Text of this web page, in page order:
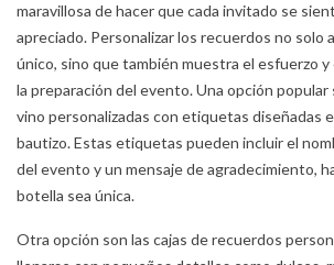
maravillosa de hacer que cada invitado se
apreciado. Personalizar los recuerdos no solo
único, sino que también muestra el esfuerzo
la preparación del evento. Una opción
vino personalizadas con etiquetas diseñadas
bautizo. Estas etiquetas pueden incluir el
del evento y un mensaje de agradecimiento,
botella sea única.
Otra opción son las cajas de recuerdos